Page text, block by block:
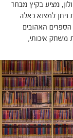
מציע בקיץ מבחר
ניתן למצוא כאלה
הספרים האהובים
משחק איכותי,